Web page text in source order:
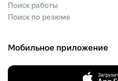
Поиск работы
Поиск по резюме
Мобильное приложение